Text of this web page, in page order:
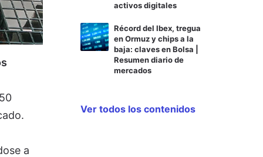
a
activos digitales
Récord del Ibex, tregua
en Ormuz y chips a la
baja: claves en Bolsa |
Resumen diario de
mercados
Ver todos los contenidos